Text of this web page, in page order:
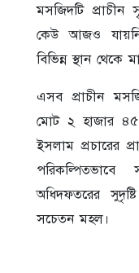
মসজিদটি প্রাচীন
কেউ আজও যায়নি
বিভিন্ন স্থান
এসব প্রাচীন
মোট ২ হাজার
ইসলাম প্রচারের
পরিকল্পিতভাবে
অধিদফতরের
সচেতন মহল।